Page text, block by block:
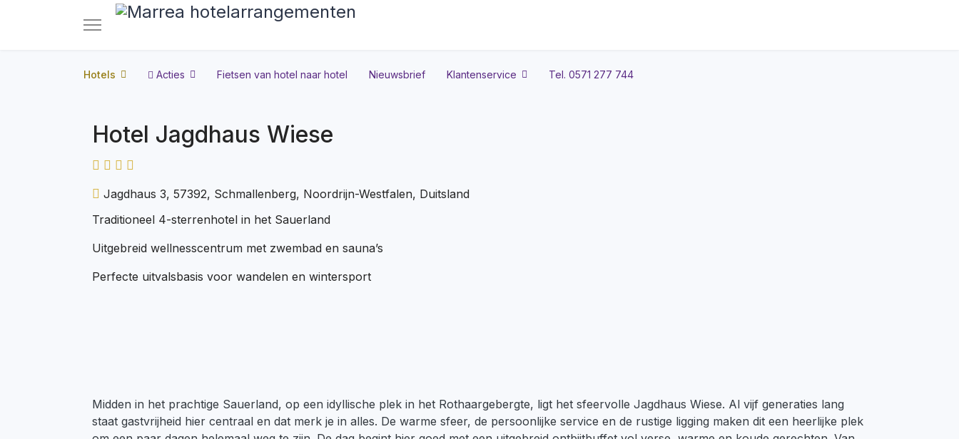
Hotels Acties Fietsen van hotel naar hotel Nieuwsbrief Klantenservice Tel. 0571 277 744
Hotel Jagdhaus Wiese
Jagdhaus 3, 57392, Schmallenberg, Noordrijn-Westfalen, Duitsland
Traditioneel 4-sterrenhotel in het Sauerland
Uitgebreid wellnesscentrum met zwembad en sauna’s
Perfecte uitvalsbasis voor wandelen en wintersport
Midden in het prachtige Sauerland, op een idyllische plek in het Rothaargebergte, ligt het sfeervolle Jagdhaus Wiese. Al vijf generaties lang
staat gastvrijheid hier centraal en dat merk je in alles. De warme sfeer, de persoonlijke service en de rustige ligging maken dit een heerlijke plek